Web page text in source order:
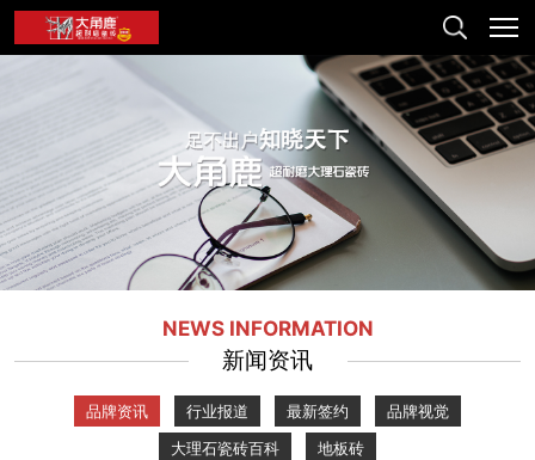
NEWS INFORMATION
新闻资讯
品牌资讯 行业报道 最新签约
品牌视觉
大理石瓷砖百科
地板砖